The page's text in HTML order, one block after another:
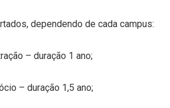
dependendo de cada campus:
– duração 1 ano;
– duração 1,5 ano;